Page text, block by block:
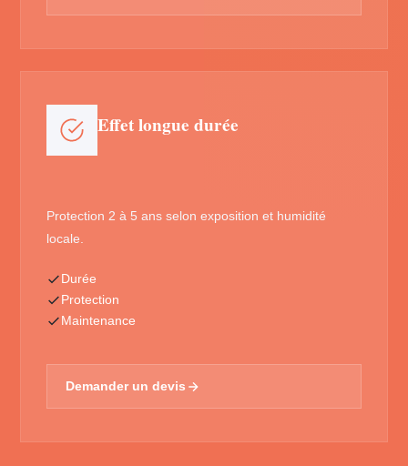
Effet longue durée
Protection 2 à 5 ans selon exposition et humidité
locale.
Durée
Protection
Maintenance
Demander un devis